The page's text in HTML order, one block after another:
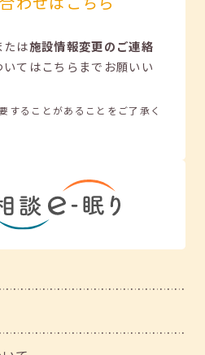
たは施設情報変更のご連絡
てはこちらまでお願いい
することがあることをご了承く